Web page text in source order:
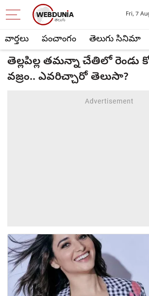
వార్తలు పంచాంగం తెలుగు సినిమా
Fri, 7
తెల్లపిల్ల తమన్నా చేతిలో రెండు
వజ్రం.. ఎవరిచ్చారో తెలుసా?